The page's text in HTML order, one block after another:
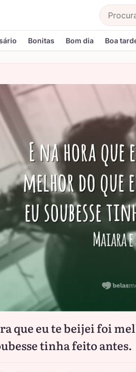
Buscar
Bonitas Bom dia Boa
que eu te beijei foi
tinha feito antes.